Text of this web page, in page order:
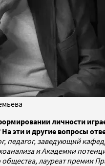
личности
эти и другие вопросы
педагог, заведующий
и Академии
лауреат премии